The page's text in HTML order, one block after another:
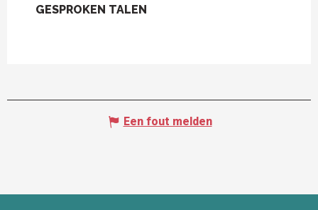
GESPROKEN TALEN
GESPROKEN TALEN
Een fout melden